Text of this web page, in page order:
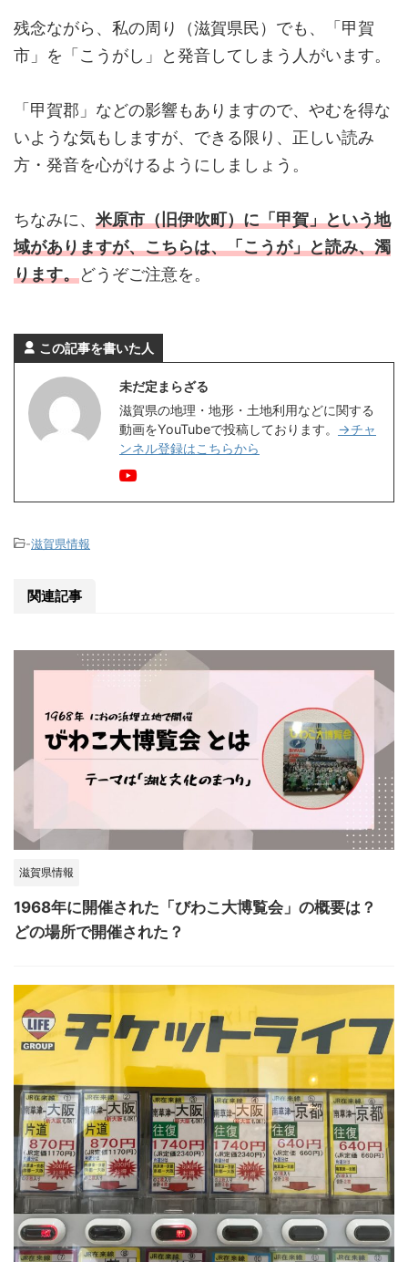
残念ながら、私の周り（滋賀県民）でも、「甲賀
市」を「こうがし」と発音してしまう人がいます。
「甲賀郡」などの影響もありますので、やむを得な
いような気もしますが、できる限り、正しい読み
方・発音を心がけるようにしましょう。
ちなみに、 米原市（旧伊吹町）に「甲賀」という地
域がありますが、こちらは、「こうが」と読み、濁
ります。どうぞご注意を。
この記事を書いた人
未だ定まらざる
滋賀県の地理・地形・土地利用などに関する
動画をYouTubeで投稿しております。 →チャ
ンネル登録はこちらから
-滋賀県情報
関連記事
滋賀県情報
1968年に開催された「びわこ大博覧会」の概要は？
どの場所で開催された？